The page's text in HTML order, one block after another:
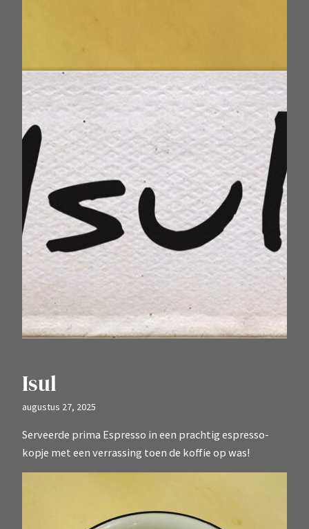
Isul
augustus 27, 2025
Serveerde prima Espresso in een prachtig espresso-
kopje met een verrassing toen de koffie op was!